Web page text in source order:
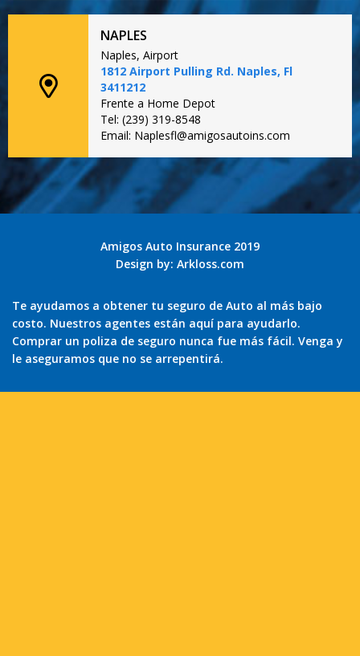
NAPLES
Naples, Airport
1812 Airport Pulling Rd. Naples, Fl
3411212
Frente a Home Depot
Tel: (239) 319-8548
Email: Naplesfl@amigosautoins.com
Amigos Auto Insurance 2019
Design by: Arkloss.com
Te ayudamos a obtener tu seguro de Auto al más bajo
costo. Nuestros agentes están aquí para ayudarlo.
Comprar un poliza de seguro nunca fue más fácil. Venga y
le aseguramos que no se arrepentirá.